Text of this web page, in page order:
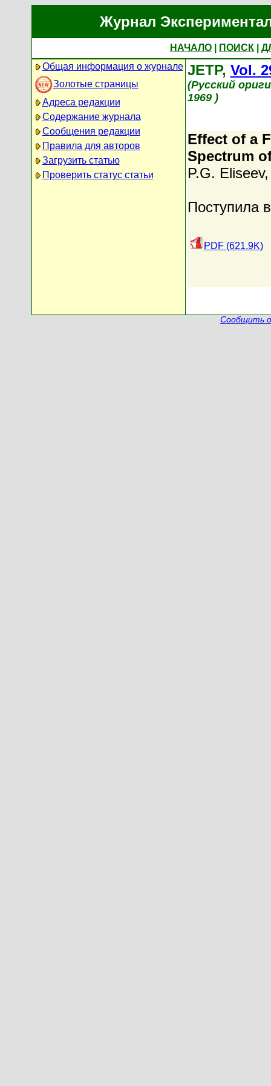
Журнал
НАЧАЛО ПОИСК
Общая информация о журнале
Золотые страницы
Адреса редакции
Содержание журнала
Сообщения редакции
Правила для авторов
Загрузить статью
Проверить статус статьи
JETP, Vol.
(Русский
1969 )
Effect of a
Spectrum
P.G. Eliseev
Поступила
PDF (621.9K)
Сообщить о